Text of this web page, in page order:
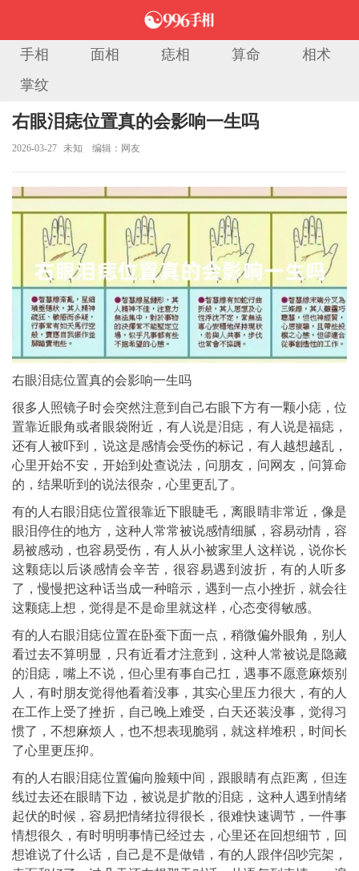
手相 面相 痣相 算命
相术
掌纹
当前位置：
右眼泪痣位置真的会影响一生吗
2026-03-27 未知 编辑：网友
右眼泪痣位置真的会影响一生吗
很多人照镜子时会突然注意到自己右眼下方有一颗小痣，位
置靠近眼角或者眼袋附近，有人说是泪痣，有人说是福痣，
还有人被吓到，说这是感情会受伤的标记，有人越想越乱，
心里开始不安，开始到处查说法，问朋友，问网友，问算命
的，结果听到的说法很杂，心里更乱了。
有的人右眼泪痣位置很靠近下眼睫毛，离眼睛非常近，像是
眼泪停住的地方，这种人常常被说感情细腻，容易动情，容
易被感动，也容易受伤，有人从小被家里人这样说，说你长
这颗痣以后谈感情会辛苦，很容易遇到波折，有的人听多
了，慢慢把这种话当成一种暗示，遇到一点小挫折，就会往
这颗痣上想，觉得是不是命里就这样，心态变得敏感。
有的人右眼泪痣位置在卧蚕下面一点，稍微偏外眼角，别人
看过去不算明显，只有近看才注意到，这种人常被说是隐藏
的泪痣，嘴上不说，但心里有事自己扛，遇事不愿意麻烦别
人，有时朋友觉得他看着没事，其实心里压力很大，有的人
在工作上受了挫折，自己晚上难受，白天还装没事，觉得习
惯了，不想麻烦人，也不想表现脆弱，就这样堆积，时间长
了心里更压抑。
有的人右眼泪痣位置偏向脸颊中间，跟眼睛有点距离，但连
线过去还在眼睛下边，被说是扩散的泪痣，这种人遇到情绪
起伏的时候，容易把情绪拉得很长，很难快速调节，一件事
情想很久，有时明明事情已经过去，心里还在回想细节，回
想谁说了什么话，自己是不是做错，有的人跟伴侣吵完架，